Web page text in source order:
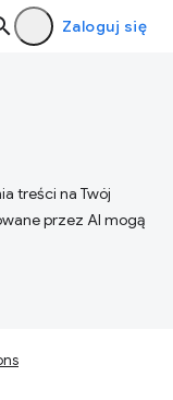
Zaloguj się
treści na Twój
przez AI mogą